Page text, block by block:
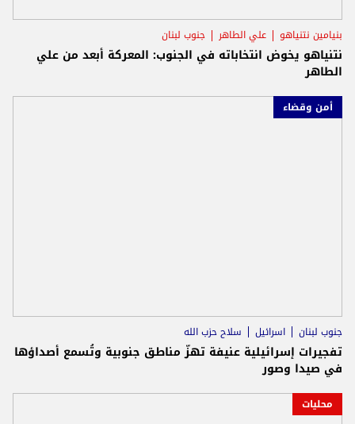
بنيامين نتنياهو علي الطاهر جنوب لبنان
نتنياهو يخوض انتخاباته في الجنوب: المعركة أبعد من علي
الطاهر
أمن وقضاء
جنوب لبنان اسرائيل سلاح حزب الله
تفجيرات إسرائيلية عنيفة تهزّ مناطق جنوبية وتُسمع أصداؤها
في صيدا وصور
محليات